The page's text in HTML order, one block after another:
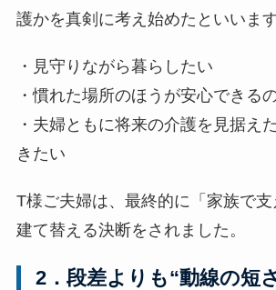
護かを真剣に考え始めたといいます
・見守りながら暮らしたい
・慣れた場所のほうが安心できる
・夫婦ともに将来の介護を見据え
きたい
T様ご夫婦は、最終的に「家族で
建て替える決断をされました。
2．段差よりも“動線の短